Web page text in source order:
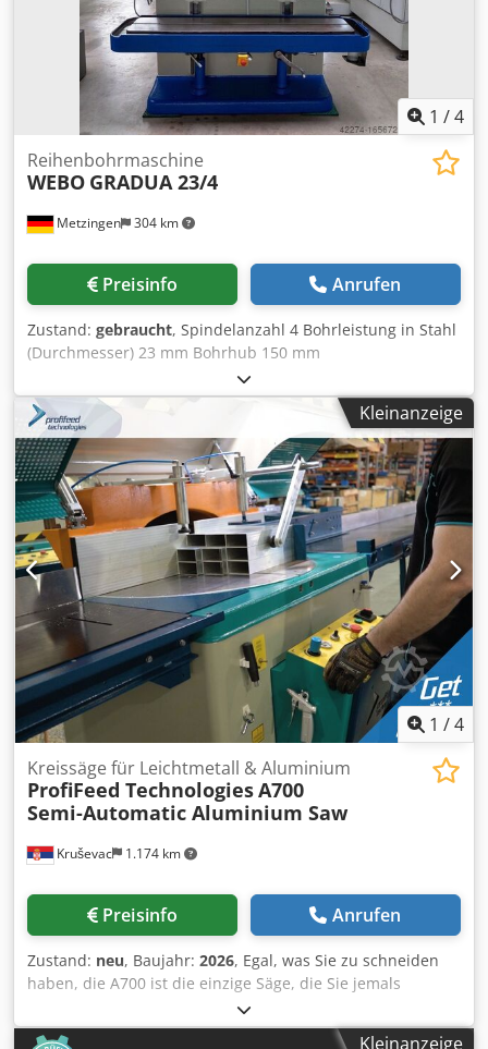
1 /4
Metzingen 304 km
Reihenbohrmaschine
WEBO GRADUA 23/4
Preisinfo Anrufen
Zustand: gebraucht, Spindelanzahl 4 Bohrleistung in Stahl
(Durchmesser) 23 mm Bohrhub 150 mm
Gesamtleistungsbedarf kW Maschinengewicht ca. t
Raumbedarf ca. m Crsdpfx Aot Hw U Nelcjf
Kleinanzeige
1 /4
Kruševac 1.174 km
Kreissäge für Leichtmetall & Aluminium
ProfiFeed TechnologiesA700
Semi-Automatic Aluminium Saw
Preisinfo Anrufen
Zustand: neu, Baujahr: 2026, Egal, was Sie zu schneiden
haben, die A700 ist die einzige Säge, die Sie jemals
brauchen werden. Mit der größten Kapazität in ihrer
Klasse und einem massiven Gehrungswinkelbereich von
Kleinanzeige